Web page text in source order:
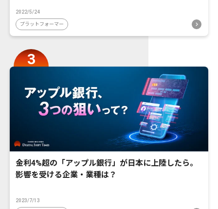
2022/5/24
プラットフォーマー
金利4%超の「アップル銀行」が日本に上陸したら。
影響を受ける企業・業種は？
2023/7/13